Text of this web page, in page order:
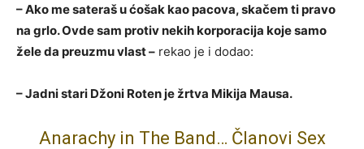
– Ako me sateraš u ćošak kao pacova, skačem ti pravo
na grlo. Ovde sam protiv nekih korporacija koje samo
žele da preuzmu vlast – rekao je i dodao:
– Jadni stari Džoni Roten je žrtva Mikija Mausa.
Anarachy in The Band… Članovi Sex